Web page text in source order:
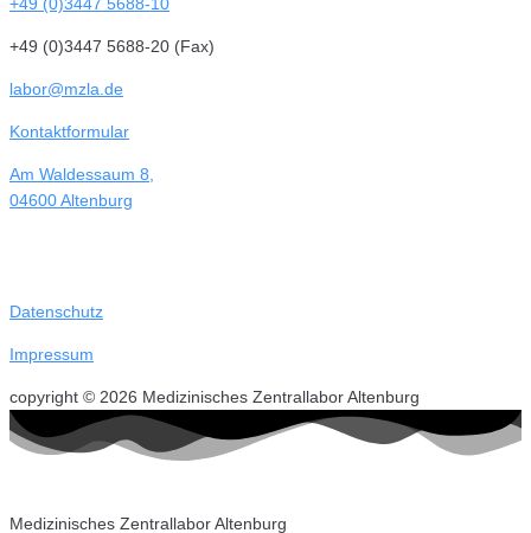
+49 (0)3447 5688-20 (Fax)
labor@mzla.de
Kontaktformular
Am Waldessaum 8,
04600 Altenburg
Datenschutz
Impressum
copyright © 2026 Medizinisches Zentrallabor Altenburg
Medizinisches Zentrallabor Altenburg